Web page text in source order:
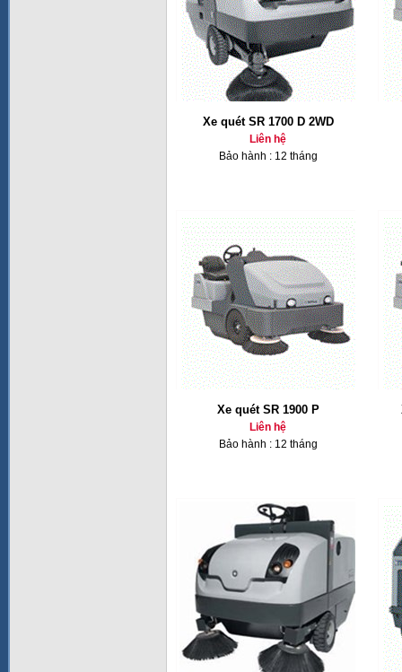
Xe quét SR 1700 D 2WD
Liên hệ
Bảo hành : 12 tháng
Xe quét SR 1900 P
Liên hệ
Bảo hành : 12 tháng